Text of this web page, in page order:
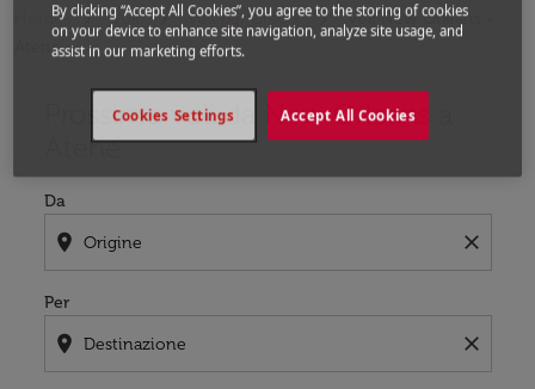
Home Voli Voli per Grecia
Voli New Orleans -
Atene
Prossimo voli da New Orleans a
Atene
Da
location_on close
Per
location_on close
Prova ad aggiornare il tuo percorso (origine e/o
By clicking “Accept All Cookies”, you agree to the storing of cookies
on your device to enhance site navigation, analyze site usage, and
assist in our marketing efforts.
Accept All Cookies
Cookies Settings